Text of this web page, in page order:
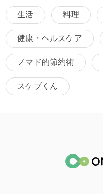
生活 料理
健康・ヘルスケア
ノマド的節約術
スケブくん